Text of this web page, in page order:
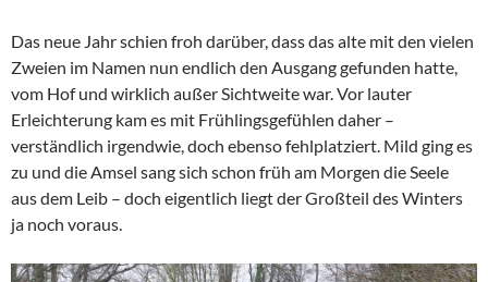
Das neue Jahr schien froh darüber, dass das alte mit den vielen
Zweien im Namen nun endlich den Ausgang gefunden hatte,
vom Hof und wirklich außer Sichtweite war. Vor lauter
Erleichterung kam es mit Frühlingsgefühlen daher –
verständlich irgendwie, doch ebenso fehlplatziert. Mild ging es
zu und die Amsel sang sich schon früh am Morgen die Seele
aus dem Leib – doch eigentlich liegt der Großteil des Winters
ja noch voraus.